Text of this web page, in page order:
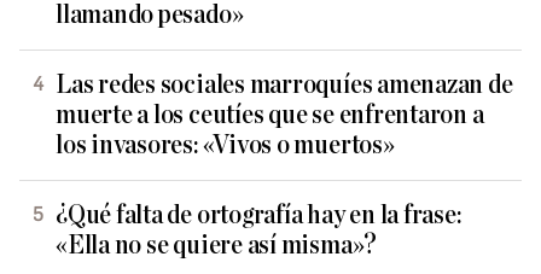
llamando pesado»
Las redes sociales marroquíes amenazan de
muerte a los ceutíes que se enfrentaron a
los invasores: «Vivos o muertos»
¿Qué falta de ortografía hay en la frase:
«Ella no se quiere así misma»?